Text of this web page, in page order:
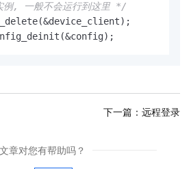
例, 一般不会运行到这里 */
下一篇： 远程登录
章对您有帮助吗？